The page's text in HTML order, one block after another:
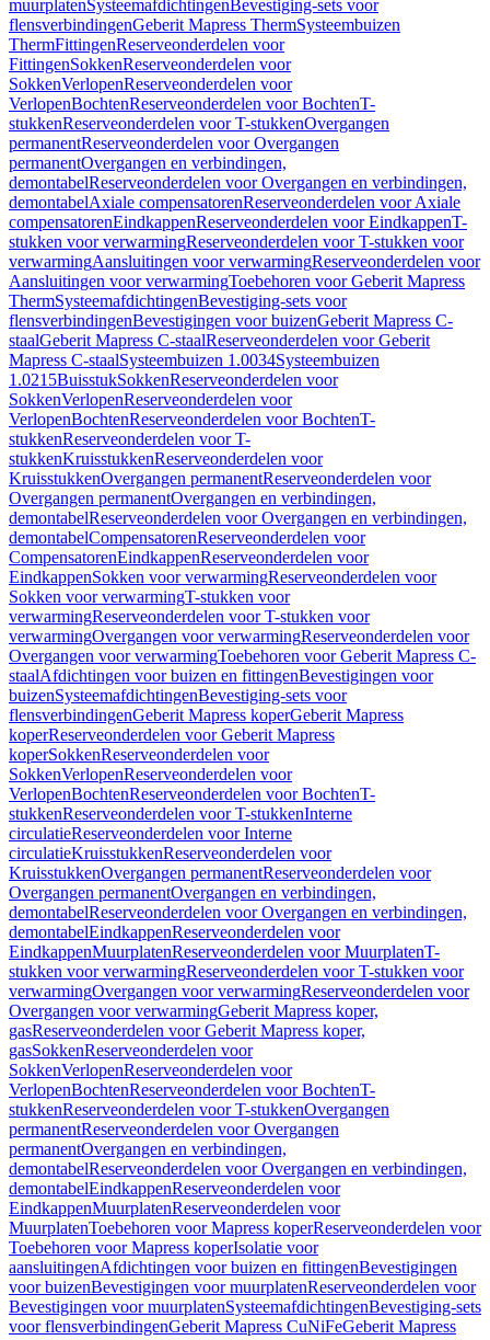
muurplatenSysteemafdichtingenBevestiging-sets voor
flensverbindingenGeberit Mapress ThermSysteembuizen
ThermFittingenReserveonderdelen voor
FittingenSokkenReserveonderdelen voor
SokkenVerlopenReserveonderdelen voor
VerlopenBochtenReserveonderdelen voor BochtenT-
stukkenReserveonderdelen voor T-stukkenOvergangen
permanentReserveonderdelen voor Overgangen
permanentOvergangen en verbindingen,
demontabelReserveonderdelen voor Overgangen en verbindingen,
demontabelAxiale compensatorenReserveonderdelen voor Axiale
compensatorenEindkappenReserveonderdelen voor EindkappenT-
stukken voor verwarmingReserveonderdelen voor T-stukken voor
verwarmingAansluitingen voor verwarmingReserveonderdelen voor
Aansluitingen voor verwarmingToebehoren voor Geberit Mapress
ThermSysteemafdichtingenBevestiging-sets voor
flensverbindingenBevestigingen voor buizenGeberit Mapress C-
staalGeberit Mapress C-staalReserveonderdelen voor Geberit
Mapress C-staalSysteembuizen 1.0034Systeembuizen
1.0215BuisstukSokkenReserveonderdelen voor
SokkenVerlopenReserveonderdelen voor
VerlopenBochtenReserveonderdelen voor BochtenT-
stukkenReserveonderdelen voor T-
stukkenKruisstukkenReserveonderdelen voor
KruisstukkenOvergangen permanentReserveonderdelen voor
Overgangen permanentOvergangen en verbindingen,
demontabelReserveonderdelen voor Overgangen en verbindingen,
demontabelCompensatorenReserveonderdelen voor
CompensatorenEindkappenReserveonderdelen voor
EindkappenSokken voor verwarmingReserveonderdelen voor
Sokken voor verwarmingT-stukken voor
verwarmingReserveonderdelen voor T-stukken voor
verwarmingOvergangen voor verwarmingReserveonderdelen voor
Overgangen voor verwarmingToebehoren voor Geberit Mapress C-
staalAfdichtingen voor buizen en fittingenBevestigingen voor
buizenSysteemafdichtingenBevestiging-sets voor
flensverbindingenGeberit Mapress koperGeberit Mapress
koperReserveonderdelen voor Geberit Mapress
koperSokkenReserveonderdelen voor
SokkenVerlopenReserveonderdelen voor
VerlopenBochtenReserveonderdelen voor BochtenT-
stukkenReserveonderdelen voor T-stukkenInterne
circulatieReserveonderdelen voor Interne
circulatieKruisstukkenReserveonderdelen voor
KruisstukkenOvergangen permanentReserveonderdelen voor
Overgangen permanentOvergangen en verbindingen,
demontabelReserveonderdelen voor Overgangen en verbindingen,
demontabelEindkappenReserveonderdelen voor
EindkappenMuurplatenReserveonderdelen voor MuurplatenT-
stukken voor verwarmingReserveonderdelen voor T-stukken voor
verwarmingOvergangen voor verwarmingReserveonderdelen voor
Overgangen voor verwarmingGeberit Mapress koper,
gasReserveonderdelen voor Geberit Mapress koper,
gasSokkenReserveonderdelen voor
SokkenVerlopenReserveonderdelen voor
VerlopenBochtenReserveonderdelen voor BochtenT-
stukkenReserveonderdelen voor T-stukkenOvergangen
permanentReserveonderdelen voor Overgangen
permanentOvergangen en verbindingen,
demontabelReserveonderdelen voor Overgangen en verbindingen,
demontabelEindkappenReserveonderdelen voor
EindkappenMuurplatenReserveonderdelen voor
MuurplatenToebehoren voor Mapress koperReserveonderdelen voor
Toebehoren voor Mapress koperIsolatie voor
aansluitingenAfdichtingen voor buizen en fittingenBevestigingen
voor buizenBevestigingen voor muurplatenReserveonderdelen voor
Bevestigingen voor muurplatenSysteemafdichtingenBevestiging-sets
voor flensverbindingenGeberit Mapress CuNiFeGeberit Mapress